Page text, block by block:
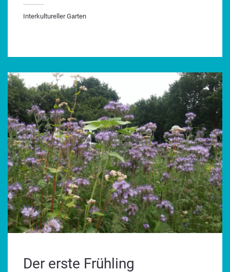
Interkultureller Garten
Der erste Frühling